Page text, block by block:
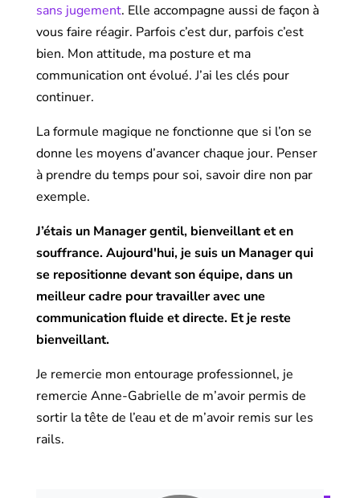
sans jugement. Elle accompagne aussi de façon à
vous faire réagir. Parfois c’est dur, parfois c’est
bien. Mon attitude, ma posture et ma
communication ont évolué. J’ai les clés pour
continuer.
La formule magique ne fonctionne que si l’on se
donne les moyens d’avancer chaque jour. Penser
à prendre du temps pour soi, savoir dire non par
exemple.
J’étais un Manager gentil, bienveillant et en
souffrance. Aujourd'hui, je suis un Manager qui
se repositionne devant son équipe, dans un
meilleur cadre pour travailler avec une
communication fluide et directe. Et je reste
bienveillant.
Je remercie mon entourage professionnel, je
remercie Anne-Gabrielle de m’avoir permis de
sortir la tête de l’eau et de m’avoir remis sur les
rails.